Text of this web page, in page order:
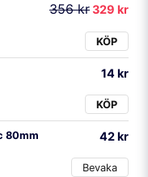
356 kr329 kr
KÖP
14 kr
KÖP
80mm 42 kr
Bevaka